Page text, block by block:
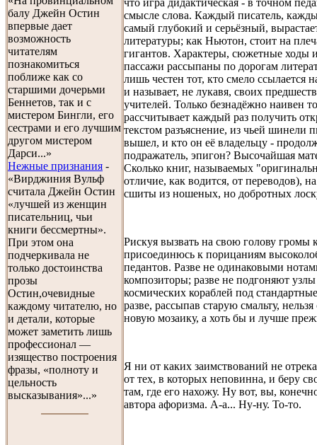
балу Джейн Остин
впервые дает
возможность
читателям
познакомиться
поближе как со
старшими дочерьми
Беннетов, так и с
мистером Бингли, его
сестрами и его лучшим
другом мистером
Дарси...»
Нежные признания -
«Вирджиния Вульф
считала Джейн Остин
«лучшей из женщин
писательниц, чьи
книги бессмертны».
При этом она
подчеркивала не
только достоинства
прозы
Остин,очевидные
каждому читателю, но
и детали, которые
может заметить лишь
профессионал —
изящество построения
фразы, «полноту и
цельность
высказывания»...»
смысле слова. Каждый писатель,
самый глубокий и серьёзный,
литературы; как Ньютон, стоит на
гигантов. Характеры, сюжетные ходы
пассажи рассыпаны по дорогам
лишь честен тот, кто смело ссылается
и называет, не лукавя, своих
учителей. Только безнадёжно наивен
рассчитывает каждый раз получить
текстом разъяснение, из чьей шинели
вышел, и кто он её владельцу -
подражатель, эпигон? Высочайшая
Сколько книг, называемых
отличие, как водится, от переводов),
сшиты из ношеных, но добротных
Рискуя вызвать на свою голову громы
присоединюсь к порицаниям
педантов. Разве не одинаковыми
композиторы; разве не подгоняют узлы
космических кораблей под
разве, рассыпав старую смальту, нельзя
новую мозаику, а хоть бы и лучше
Я ни от каких заимствований не
от тех, в которых неповинна, и беру
там, где его нахожу. Ну вот, вы,
автора афоризма. А-а... Ну-ну. То-то.